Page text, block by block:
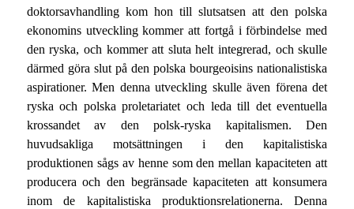
doktorsavhandling kom hon till slutsatsen att den polska
ekonomins utveckling kommer att fortgå i förbindelse med
den ryska, och kommer att sluta helt integrerad, och skulle
därmed göra slut på den polska bourgeoisins nationalistiska
aspirationer. Men denna utveckling skulle även förena det
ryska och polska proletariatet och leda till det eventuella
krossandet av den polsk-ryska kapitalismen. Den
huvudsakliga motsättningen i den kapitalistiska
produktionen sågs av henne som den mellan kapaciteten att
producera och den begränsade kapaciteten att konsumera
inom de kapitalistiska produktionsrelationerna. Denna